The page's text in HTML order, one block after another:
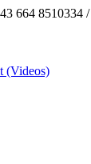
664 8510334 /
(Videos)